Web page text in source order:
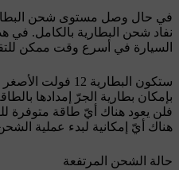
نفاد شحن البطارية بالكامل. في
السيارة في أسرع وقت ممكن
ستكون البطارية
بإمكان بطارية الجرّ إمدادها
فلن يعود هناك أيّ طاقة متوفرة
هناك أيّ إمكانية لبدء عملية
حالة الشحن المرتفعة